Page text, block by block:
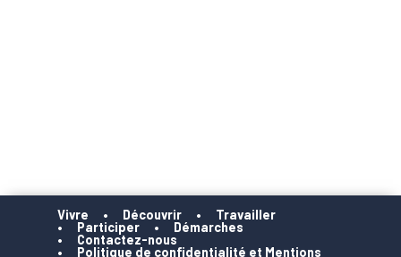
Vivre Découvrir
Travailler
Participer
Démarches
Contactez-nous
Politique de confidentialité et Mentions